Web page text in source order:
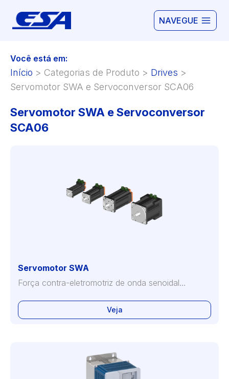
NAVEGUE
Você está em:
Início > Categorias de Produto > Drives >
Servomotor SWA e Servoconversor SCA06
Servomotor SWA e Servoconversor
SCA06
Servomotor SWA
Força contra-eletromotriz de onda senoidal...
Veja